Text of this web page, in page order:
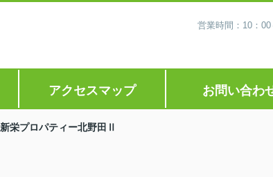
営業時間：10：
アクセスマップ お問い合わ
新栄プロパティー北野田Ⅱ